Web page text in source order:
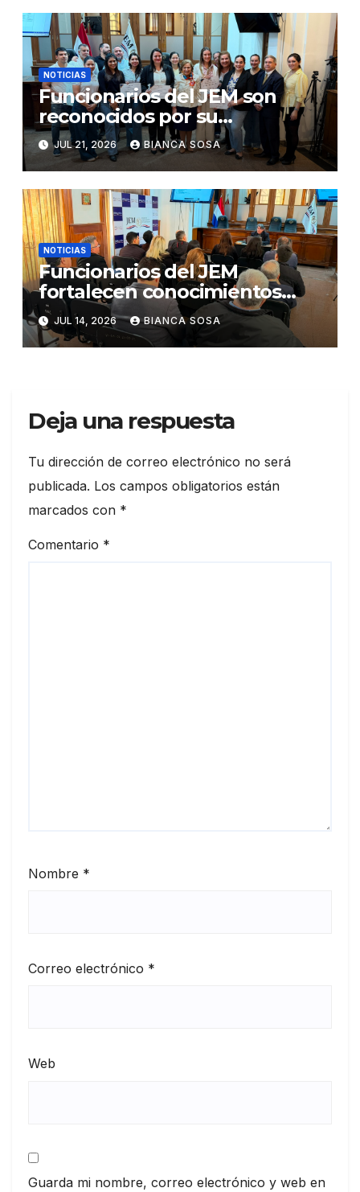
NOTICIAS
Funcionarios del JEM son
reconocidos por su
participación en el concurso
«Lemas sobre Ética e
Integridad Institucional»
JUL 21, 2026 BIANCA SOSA
NOTICIAS
Funcionarios del JEM
fortalecen conocimientos
sobre administración de
contratos públicos
JUL 14, 2026 BIANCA SOSA
Deja una respuesta
Tu dirección de correo electrónico no será
publicada. Los campos obligatorios están
marcados con *
Comentario *
Nombre *
Correo electrónico *
Web
Guarda mi nombre, correo electrónico y web en